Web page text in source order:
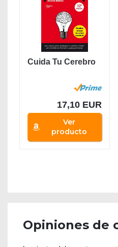
Cuida Tu Cerebro
17,10 EUR
Ver
producto
Opiniones de